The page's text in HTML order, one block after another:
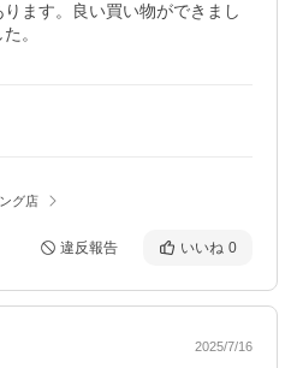
ます。良い買い物ができまし
。
グ店
違反報告 いいね 0
2025/7/16